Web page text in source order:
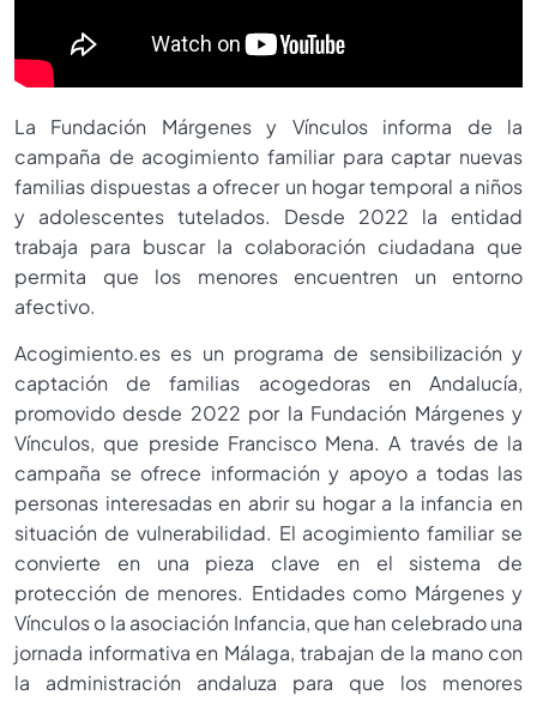
La Fundación Márgenes y Vínculos informa de la
campaña de acogimiento familiar para captar nuevas
familias dispuestas a ofrecer un hogar temporal a niños
y adolescentes tutelados. Desde 2022 la entidad
trabaja para buscar la colaboración ciudadana que
permita que los menores encuentren un entorno
afectivo.
Acogimiento.es es un programa de sensibilización y
captación de familias acogedoras en Andalucía,
promovido desde 2022 por la Fundación Márgenes y
Vínculos, que preside Francisco Mena. A través de la
campaña se ofrece información y apoyo a todas las
personas interesadas en abrir su hogar a la infancia en
situación de vulnerabilidad. El acogimiento familiar se
convierte en una pieza clave en el sistema de
protección de menores. Entidades como Márgenes y
Vínculos o la asociación Infancia, que han celebrado una
jornada informativa en Málaga, trabajan de la mano con
la administración andaluza para que los menores